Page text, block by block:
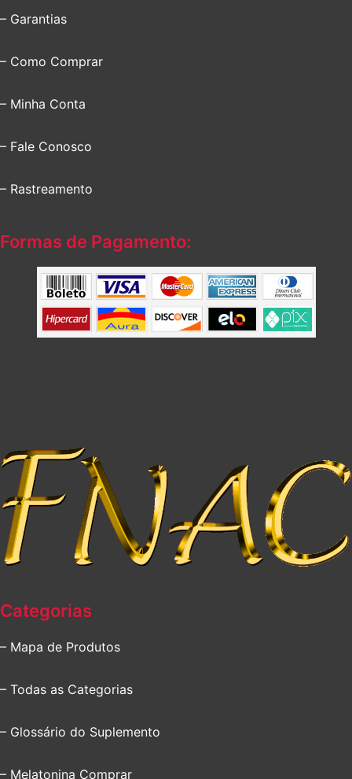
– Garantias
– Como Comprar
– Minha Conta
– Fale Conosco
– Rastreamento
Formas de Pagamento:
Categorias
– Mapa de Produtos
– Todas as Categorias
– Glossário do Suplemento
– Melatonina Comprar